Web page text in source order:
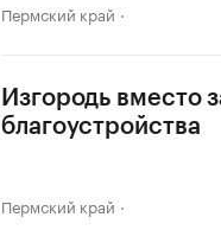
Пермский край
Изгородь вместо
благоустройства
Пермский край